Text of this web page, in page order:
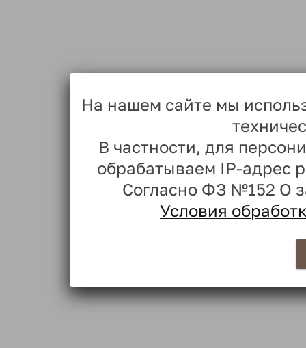
На нашем сайте мы
В частности, для
обрабатываем IP-адрес
Согласно ФЗ №152 О
Условия